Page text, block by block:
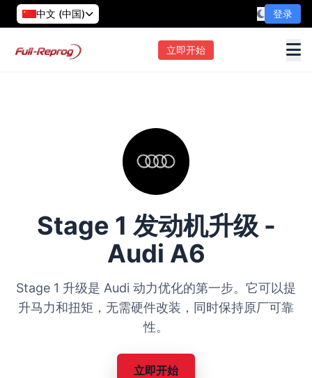
中文 (中国) 登录
立即开始
Stage 1 发动机升级 -
Audi A6
Stage 1 升级是 Audi 动力优化的第一步。它可以提
升马力和扭矩，无需硬件改装，同时保持原厂可靠
性。
立即开始